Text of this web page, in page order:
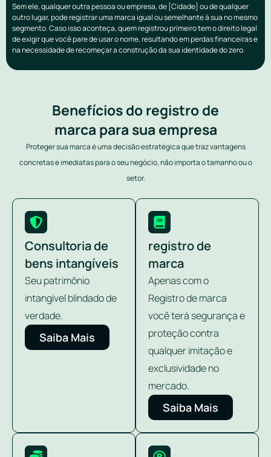
Sem ele, qualquer outra pessoa ou empresa, de [Cidade] ou de qualquer
outro lugar, pode registrar uma marca igual ou semelhante à sua no mesmo
segmento. Caso isso aconteça, quem registrou primeiro tem o direito legal
de exigir que você pare de usar o nome, resultando em perdas financeiras e
na necessidade de recomeçar a construção da sua identidade do zero.
Benefícios do registro de
marca para sua empresa
Proteger sua marca é uma decisão estratégica que traz vantagens
concretas e imediatas para o seu negócio, não importa o tamanho ou o
setor.
Consultoria de
bens intangíveis
Seu patrimônio
intangível blindado de
verdade.
Saiba Mais
registro de
marca
Apenas com o
Registro de marca
você terá segurança e
proteção contra
qualquer imitação e
exclusividade no
mercado.
Saiba Mais